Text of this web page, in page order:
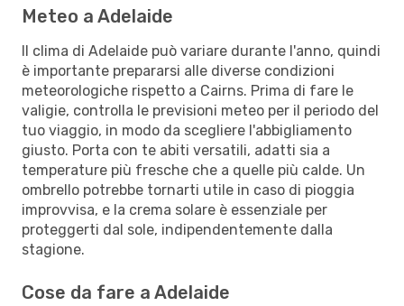
Meteo a Adelaide
Il clima di Adelaide può variare durante l'anno, quindi
è importante prepararsi alle diverse condizioni
meteorologiche rispetto a Cairns. Prima di fare le
valigie, controlla le previsioni meteo per il periodo del
tuo viaggio, in modo da scegliere l'abbigliamento
giusto. Porta con te abiti versatili, adatti sia a
temperature più fresche che a quelle più calde. Un
ombrello potrebbe tornarti utile in caso di pioggia
improvvisa, e la crema solare è essenziale per
proteggerti dal sole, indipendentemente dalla
stagione.
Cose da fare a Adelaide